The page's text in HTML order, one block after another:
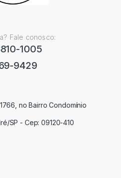
Fale conosco:
1005
9429
no Bairro Condomínio
SP - Cep: 09120-410